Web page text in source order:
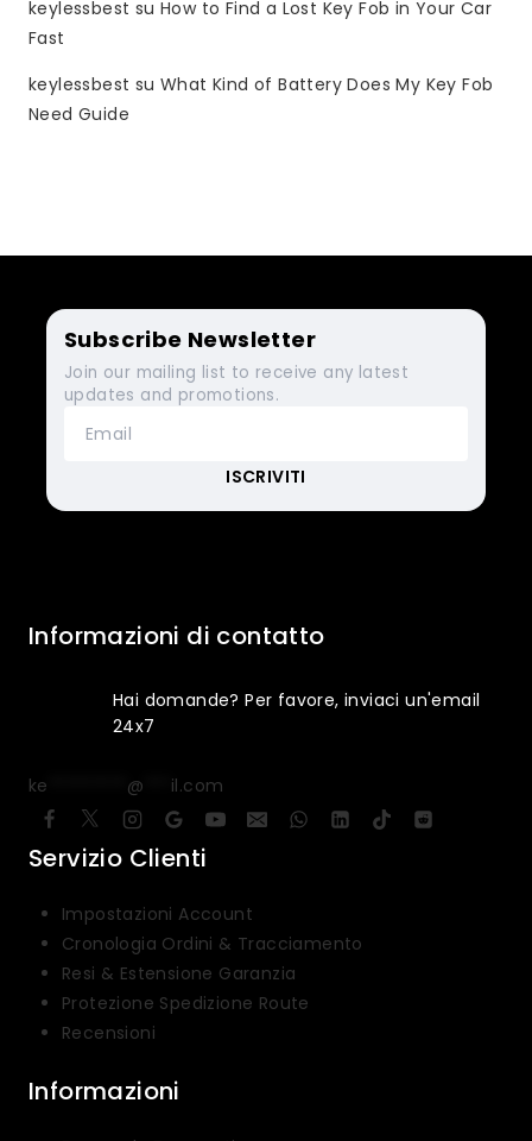
keylessbest suHow to Find a Lost Key Fob in Your Car
Fast
keylessbest suWhat Kind of Battery Does My Key Fob
Need Guide
Subscribe Newsletter
Join our mailing list to receive any latest
updates and promotions.
Informazioni di contatto
Hai domande? Per favore, inviaci un'email
24x7
ke @ il.com
Servizio Clienti
Impostazioni Account
Cronologia Ordini & Tracciamento
Resi & Estensione Garanzia
Protezione Spedizione Route
Recensioni
Informazioni